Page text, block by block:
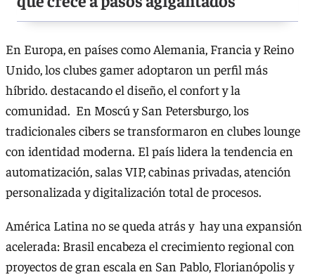
En Europa, en países como Alemania, Francia y Reino
Unido, los clubes gamer adoptaron un perfil más
híbrido. destacando el diseño, el confort y la
comunidad. En Moscú y San Petersburgo, los
tradicionales cibers se transformaron en clubes lounge
con identidad moderna. El país lidera la tendencia en
automatización, salas VIP, cabinas privadas, atención
personalizada y digitalización total de procesos.
América Latina no se queda atrás y hay una expansión
acelerada: Brasil encabeza el crecimiento regional con
proyectos de gran escala en San Pablo, Florianópolis y